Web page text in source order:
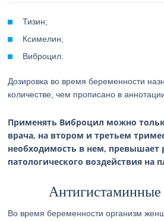
Тизин;
Ксимелин;
Виброцил.
Дозировка во время беременности
количестве, чем прописано в
Применять Виброцил можно
врача, на втором и третьем
необходимость в нем, превышает
патологического воздействия на
Антигистаминные
Во время беременности организм